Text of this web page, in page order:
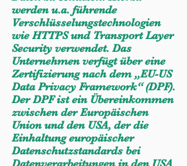
werden u.a. führende
Verschlüsselungstechnologien
wie HTTPS und Transport Layer
Security verwendet. Das
Unternehmen verfügt über eine
Zertifizierung nach dem „EU-US
Data Privacy Framework“ (DPF).
Der DPF ist ein Übereinkommen
zwischen der Europäischen
Union und den USA, der die
Einhaltung europäischer
Datenschutzstandards bei